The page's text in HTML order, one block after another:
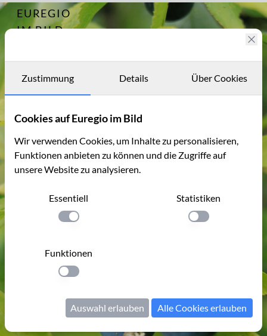
EUREGIO
IM BILD
Archiv
Kontakt
Archiv 14173
Zustimmung Details Über Cookies
Cookies auf Euregio im Bild
Wir verwenden Cookies, um Inhalte zu personalisieren,
Funktionen anbieten zu können und die Zugriffe auf
unsere Website zu analysieren.
Essentiell
Einstellung anwenden
Statistiken
Einstellung
Funktionen
Einstellung anwenden
Auswahl erlauben Alle Cookies erlauben